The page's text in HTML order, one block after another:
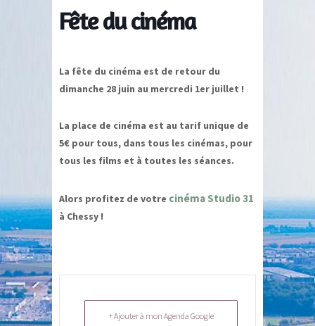
Fête du cinéma
La fête du cinéma est de retour du
dimanche 28 juin au mercredi 1er juillet !
La place de cinéma est au tarif unique de
5€ pour tous, dans tous les cinémas, pour
tous les films et à toutes les séances.
Alors profitez de votre cinéma Studio 31
à Chessy !
+ Ajouter à mon Agenda Google